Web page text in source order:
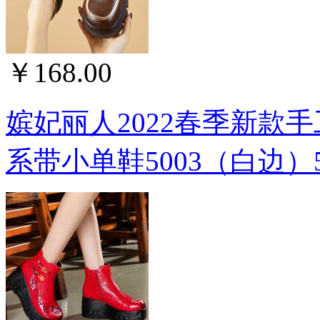
￥168.00
嫔妃丽人2022春季新款
系带小单鞋5003（白边）